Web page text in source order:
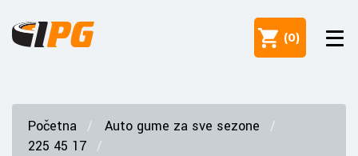
(0)
Početna
Auto gume za sve sezone
225 45 17